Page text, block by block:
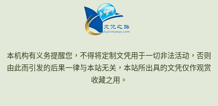
本机构有义务提醒您，不得将定制文凭用于一切非法活动，否则
由此而引发的后果一律与本站无关，本站所出具的文凭仅作观赏
收藏之用。